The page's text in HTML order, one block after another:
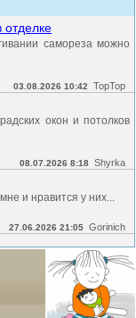
отделке
самореза можно
03.08.2026 10:42 TopTop
окон и потолков
08.07.2026 8:18 Shyrka
и нравится у них...
27.06.2026 21:05 Gorinich